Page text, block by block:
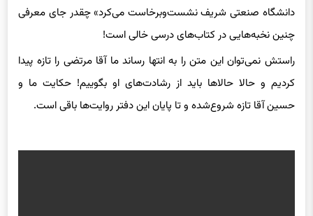
دانشگاه صنعتی شریف نشست‌وبرخاست می‌کرد» چقدر جای معرفی
چنین نخبه‌هایی در کتاب‌های درسی خالی است!
راستش نمی‌توان این متن را به انتها رساند ما آقا مرتضی را تازه پیدا
کردیم و حالا حالاها باید از رشادت‌های او بگوییم! حکایت ما و
حسین آقا تازه شروع‌شده و تا پایان این دفتر روایت‌ها باقی است.